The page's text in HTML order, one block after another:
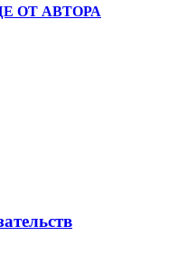
ОТ АВТОРА